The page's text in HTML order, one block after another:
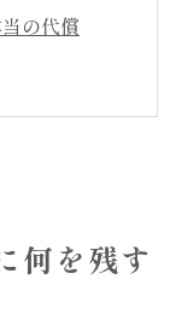
の代償
するか
何を残す